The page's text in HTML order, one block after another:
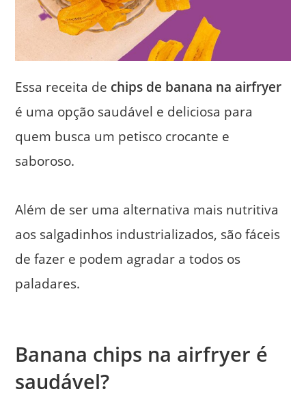
Essa receita de chips de banana na airfryer
é uma opção saudável e deliciosa para
quem busca um petisco crocante e
saboroso.
Além de ser uma alternativa mais nutritiva
aos salgadinhos industrializados, são fáceis
de fazer e podem agradar a todos os
paladares.
Banana chips na airfryer é
saudável?